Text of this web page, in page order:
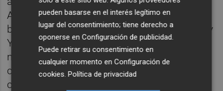
Athletic Club en detrimento de dos muy
buenos futbolistas como son Diego Conde y
Yeremy Pino. En todo caso, es una gran
noticia para el Villarreal contar con esta
competencia de cara a un tramo final
cargado de encuentros, en el que Marcelino
pueden basarse en el interés legítimo en
lugar del consentimiento; tiene derecho a
oponerse enConfiguración de publicidad
Puede retirar su consentimiento en
cualquier momento enConfiguración de
cookies .Política de privacidad